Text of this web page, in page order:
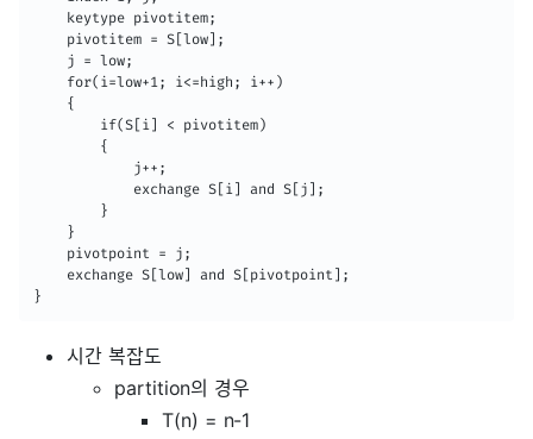
    keytype pivotitem;
    pivotitem = S[low];
    j = low;
    for(i=low+1; i<=high; i++)
    {
        {
            exchange S[i] and S[j];
        }
    }
    pivotpoint = j;
    exchange S[low] and S[pivotpoint];
}
시간 복잡도
partition의 경우
T(n) = n-1